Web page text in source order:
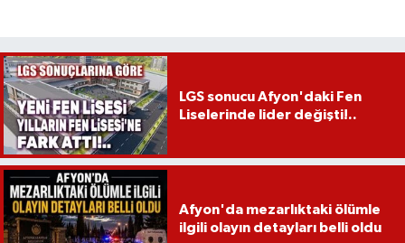
LGS sonucu Afyon'daki Fen
Liselerinde lider değişti!..
Afyon'da mezarlıktaki ölümle
ilgili olayın detayları belli oldu